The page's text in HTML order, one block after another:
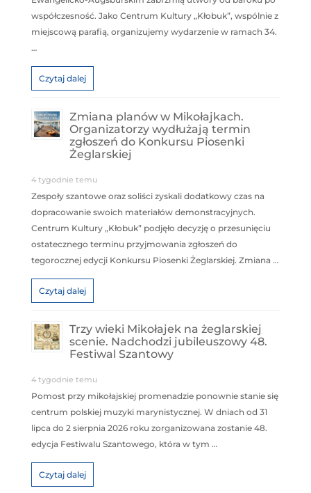
współczesność. Jako Centrum Kultury „Kłobuk”, wspólnie z
miejscową parafią, organizujemy wydarzenie w ramach 34.
…
Czytaj dalej
Zmiana planów w Mikołajkach.
Organizatorzy wydłużają termin
zgłoszeń do Konkursu Piosenki
Żeglarskiej
4 tygodnie temu
Zespoły szantowe oraz soliści zyskali dodatkowy czas na
dopracowanie swoich materiałów demonstracyjnych.
Centrum Kultury „Kłobuk” podjęło decyzję o przesunięciu
ostatecznego terminu przyjmowania zgłoszeń do
tegorocznej edycji Konkursu Piosenki Żeglarskiej. Zmiana …
Czytaj dalej
Trzy wieki Mikołajek na żeglarskiej
scenie. Nadchodzi jubileuszowy 48.
Festiwal Szantowy
4 tygodnie temu
Pomost przy mikołajskiej promenadzie ponownie stanie się
centrum polskiej muzyki marynistycznej. W dniach od 31
lipca do 2 sierpnia 2026 roku zorganizowana zostanie 48.
edycja Festiwalu Szantowego, która w tym …
Czytaj dalej